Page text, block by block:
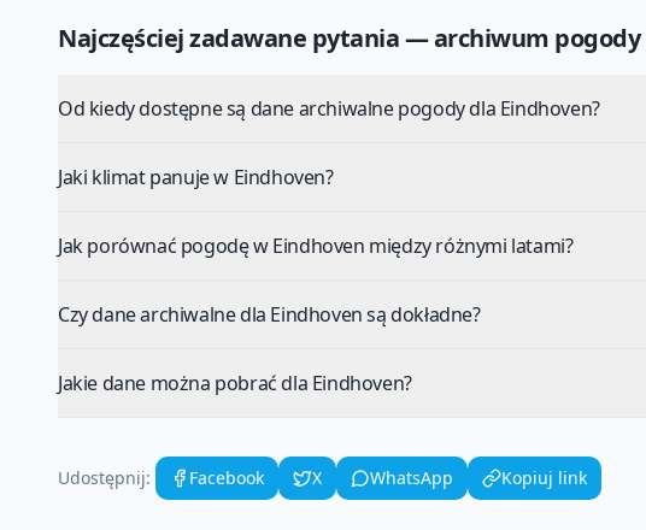
Najczęściej zadawane pytania — archiwum pogody
Od kiedy dostępne są dane archiwalne pogody dla Eindhoven?
Jaki klimat panuje w Eindhoven?
Jak porównać pogodę w Eindhoven między różnymi latami?
Czy dane archiwalne dla Eindhoven są dokładne?
Jakie dane można pobrać dla Eindhoven?
Udostępnij: Facebook X WhatsApp Kopiuj link